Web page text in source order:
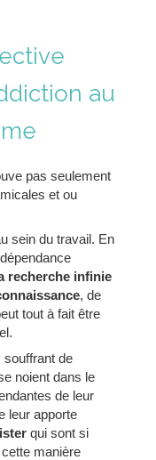
au
pas seulement
et ou
sein du travail. En
recherche infinie
, de
tout à fait être
souffrant de
noient dans le
de leur
leur apporte
qui sont si
manière